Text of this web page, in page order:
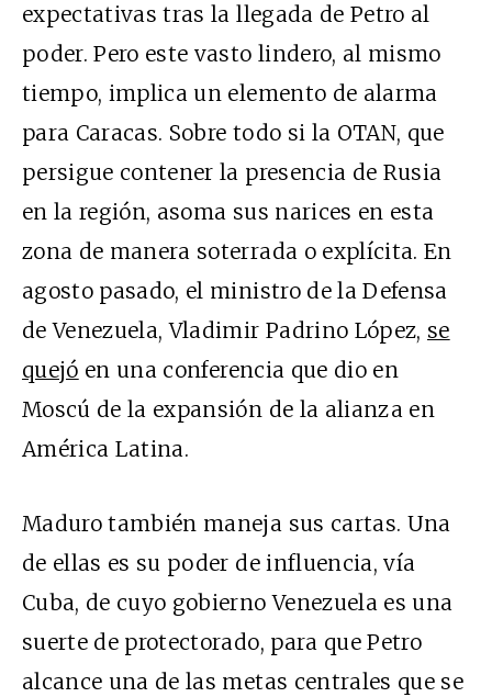
expectativas tras la llegada de Petro al
poder. Pero este vasto lindero, al mismo
tiempo, implica un elemento de alarma
para Caracas. Sobre todo si la OTAN, que
persigue contener la presencia de Rusia
en la región, asoma sus narices en esta
zona de manera soterrada o explícita. En
agosto pasado, el ministro de la Defensa
de Venezuela, Vladimir Padrino López, se
quejó en una conferencia que dio en
Moscú de la expansión de la alianza en
América Latina.
Maduro también maneja sus cartas. Una
de ellas es su poder de influencia, vía
Cuba, de cuyo gobierno Venezuela es una
suerte de protectorado, para que Petro
alcance una de las metas centrales que se